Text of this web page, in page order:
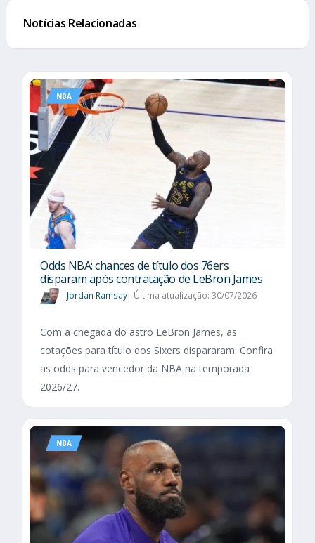
Notícias Relacionadas
NBA
Odds NBA: chances de título dos 76ers
disparam após contratação de LeBron James
Jordan Ramsay Última atualização: 30/07/2026
Com a chegada do astro LeBron James, as
cotações para título dos Sixers dispararam. Confira
as odds para vencedor da NBA na temporada
2026/27.
NBA